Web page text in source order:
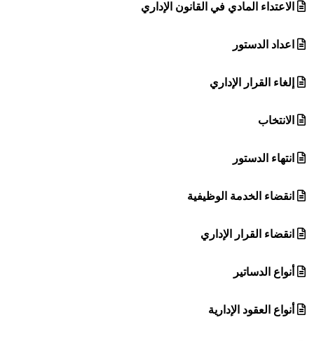
الاعتداء المادي في القانون الإداري
اعداد الدستور
إلغاء القرار الإداري
الانتخاب
انتهاء الدستور
انقضاء الخدمة الوظيفية
انقضاء القرار الإداري
أنواع الدساتير
أنواع العقود الإدارية